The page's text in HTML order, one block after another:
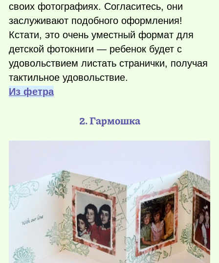
своих фотографиях. Согласитесь, они
заслуживают подобного оформления!
Кстати, это очень уместный формат для
детской фотокниги — ребенок будет с
удовольствием листать странички, получая
тактильное удовольствие.
Из фетра
2. Гармошка